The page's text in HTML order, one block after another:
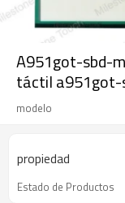
A951got-sbd-
táctil a951got-
modelo
propiedad
Estado de Productos